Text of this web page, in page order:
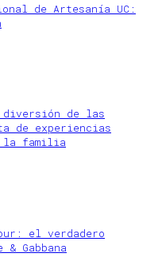
de Artesanía UC:
diversión de las
de experiencias
la familia
el verdadero
Gabbana